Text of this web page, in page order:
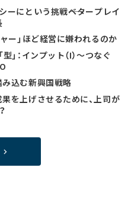
にという挑戦――ベタープレイ
ー」ほど経営に嫌われるのか
」：インプット（I）～つなぐ
み込む新興国戦略
を上げさせるために、上司が